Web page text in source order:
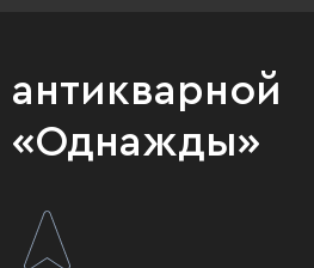
антикварной
«Однажды»